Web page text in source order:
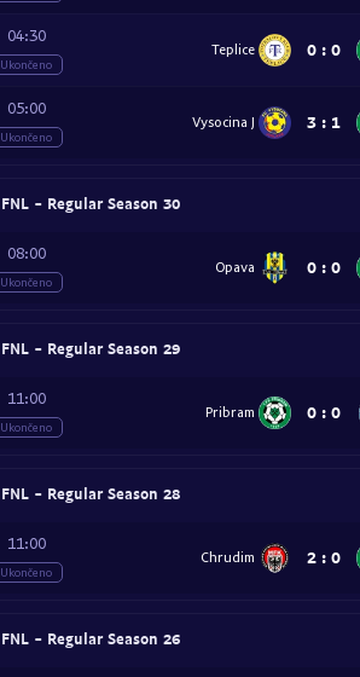
04:30
Ukončeno
Teplice 0 : 0
05:00
Ukončeno
Vysocina J 3 : 1
FNL - Regular Season 30
08:00
Ukončeno
Opava 0 : 0
FNL - Regular Season 29
11:00
Ukončeno
Pribram 0 : 0
FNL - Regular Season 28
11:00
Ukončeno
Chrudim 2 : 0
FNL - Regular Season 26